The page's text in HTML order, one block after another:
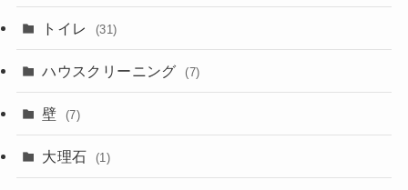
トイレ (31)
ハウスクリーニング (7)
壁 (7)
大理石 (1)